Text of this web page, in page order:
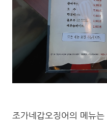
조가네갑오징어의 메뉴는